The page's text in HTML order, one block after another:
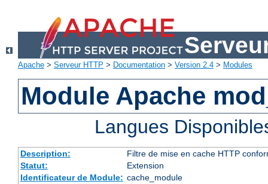
Apache > Serveur HTTP > Documentation > Version 2.4 > Modules
Module Apache
Langues
Description:
Filtre de mise en cache HTTP
Statut:
Extension
Identificateur de Module: cache_module